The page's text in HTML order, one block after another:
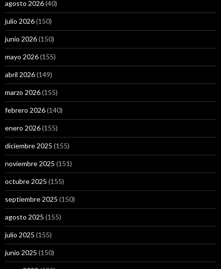
agosto 2026(40)
julio 2026(150)
junio 2026(150)
mayo 2026(155)
abril 2026(149)
marzo 2026(155)
febrero 2026(140)
enero 2026(155)
diciembre 2025 (155)
noviembre 2025 (151)
octubre 2025 (155)
septiembre 2025 (150)
agosto 2025 (155)
julio 2025 (155)
junio 2025 (150)